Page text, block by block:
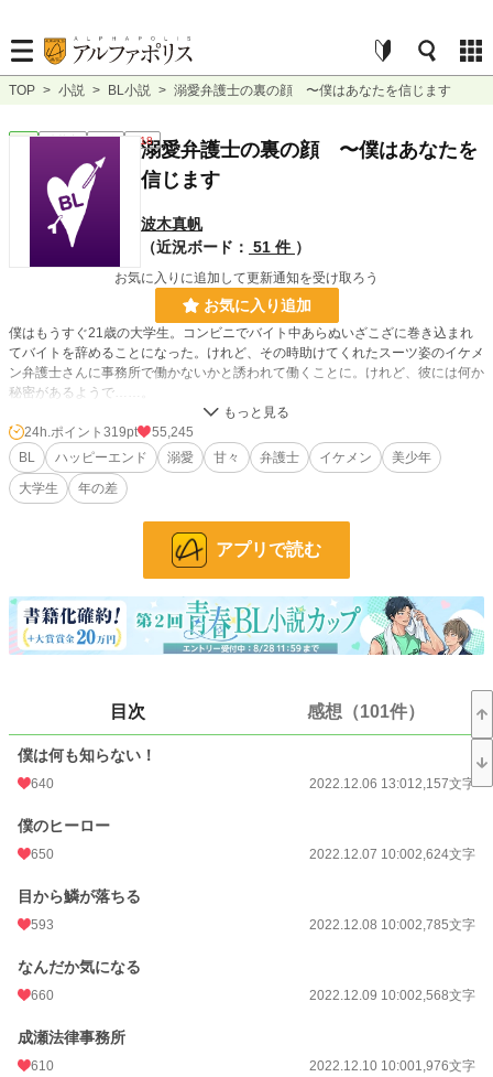
TOP > 小説 > BL小説 > 溺愛弁護士の裏の顔 〜僕はあなたを信じます
BL 連載中 長編 R18
溺愛弁護士の裏の顔 〜僕はあなたを
信じます
波木真帆
（近況ボード： 51 件 ）
お気に入りに追加して更新通知を受け取ろう
お気に入り追加
僕はもうすぐ21歳の大学生。コンビニでバイト中あらぬいざこざに巻き込まれ
てバイトを辞めることになった。けれど、その時助けてくれたスーツ姿のイケメ
ン弁護士さんに事務所で働かないかと誘われて働くことに。けれど、彼には何か
秘密があるようで……。
何か秘密を持っているイケメン弁護士と美少年大学生のイチャラブハッピーエン
ド小説です。
あらすじでネタバレになるのはつまらないかなとかなり端折ってますが、ずっと
読んでくださっている方にはすぐにピンとくるかもしれません笑
タイトルに悩みまくって少しいつもとテイストが違ってますが中身はいつもと同
一応シリーズになりますが、こちらは単体でも楽しんでいただけます。
小説 4,376 位 / 228,793 件
BL 844 位 / 31,417 件
319 pt
文字数 226,598
更新日時
初回公開日時 2022.12.06 13:01
月間ポイント 18,247 pt (2,593 位)
24h.ポイント 319pt
55,245
BL
ハッピーエンド 溺愛 甘々 弁護士 イケメン
美少年
大学生
年の差
アプリで読む
目次 感想（101件）
僕は何も知らない！
640 2022.12.06 13:012,157文字
僕のヒーロー
650 2022.12.07 10:002,624文字
目から鱗が落ちる
593 2022.12.08 10:002,785文字
なんだか気になる
660 2022.12.09 10:002,568文字
成瀬法律事務所
610 2022.12.10 10:001,976文字